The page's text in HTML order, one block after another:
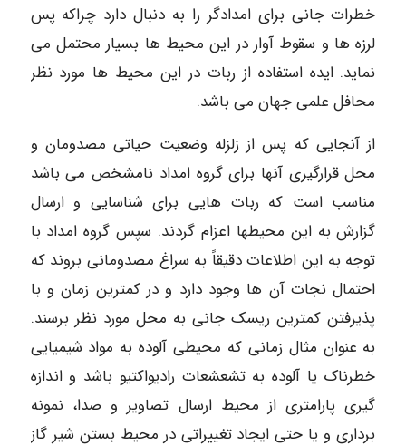
خطرات جانی برای امدادگر را به دنبال دارد چراکه پس
لرزه ها و سقوط آوار در این محیط ها بسیار محتمل می
نماید. ایده استفاده از ربات در این محیط ها مورد نظر
محافل علمی جهان می باشد.
از آنجایی که پس از زلزله وضعیت حیاتی مصدومان و
محل قرارگیری آنها برای گروه امداد نامشخص می باشد
مناسب است که ربات هایی برای شناسایی و ارسال
گزارش به این محیطها اعزام گردند. سپس گروه امداد با
توجه به این اطلاعات دقیقاً به سراغ مصدومانی بروند که
احتمال نجات آن ها وجود دارد و در کمترین زمان و با
پذیرفتن کمترین ریسک جانی به محل مورد نظر برسند.
به عنوان مثال زمانی که محیطی آلوده به مواد شیمیایی
خطرناک یا آلوده به تشعشعات رادیواکتیو باشد و اندازه
گیری پارامتری از محیط ارسال تصاویر و صدا، نمونه
برداری و یا حتی ایجاد تغییراتی در محیط بستن شیر گاز